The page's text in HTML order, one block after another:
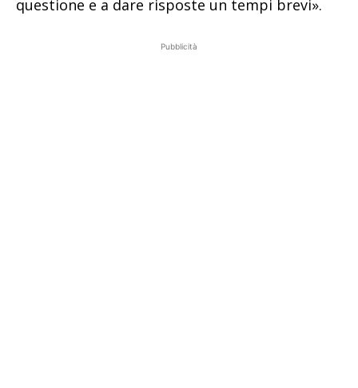
questione e a dare risposte un tempi brevi».
Pubblicità